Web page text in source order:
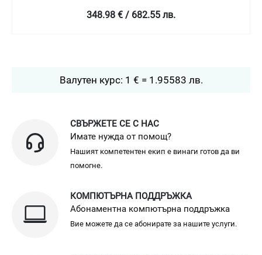
349 € / 682.58 лв.
Валутен курс: 1 € = 1.95583 лв.
СВЪРЖЕТЕ СЕ С НАС
Имате нужда от помощ?
Нашият компетентен екип е винаги готов да ви
помогне.
КОМПЮТЪРНА ПОДДРЪЖКА
Абонаментна компютърна поддръжка
Вие можете да се абонирате за нашите услуги.